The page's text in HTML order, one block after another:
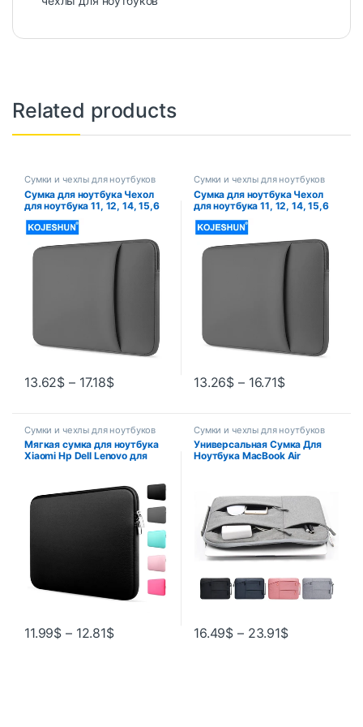
Related products
Сумки и чехлы для ноутбуков
Сумка для ноутбука Чехол
для ноутбука 11, 12, 14, 15,6
Retina 13 для Xiaomi Huawei
HP Dell Lenovo
13.62$ – 17.18$
Сумки и чехлы для ноутбуков
Сумка для ноутбука Чехол
для ноутбука 11, 12, 14, 15,6
Retina 13 для Xiaomi Huawei
HP Dell Lenovo
13.26$ – 16.71$
Сумки и чехлы для ноутбуков
Мягкая сумка для ноутбука
Xiaomi Hp Dell Lenovo для
11.99$ – 12.81$
Сумки и чехлы для ноутбуков
Универсальная Сумка Для
Ноутбука MacBook Air
Молнии Защи…
16.49$ – 23.91$